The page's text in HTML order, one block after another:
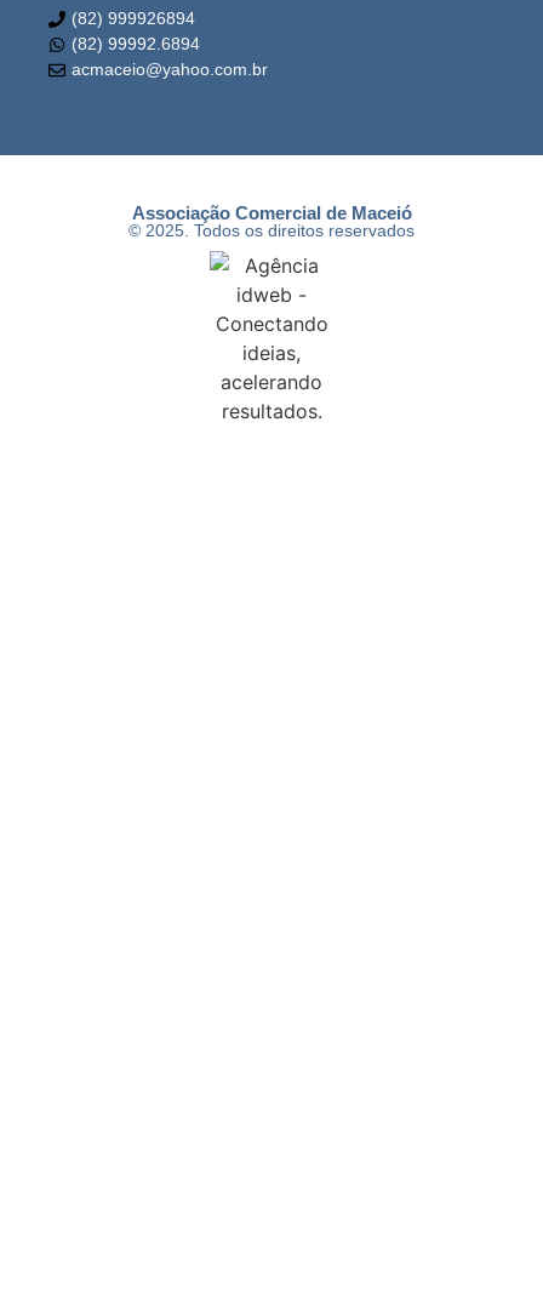
(82) 999926894
(82) 99992.6894
acmaceio@yahoo.com.br
Associação Comercial de Maceió
© 2025. Todos os direitos reservados